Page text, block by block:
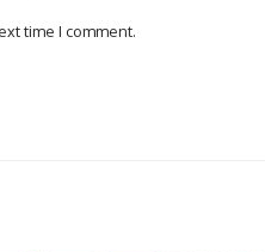
time I comment.